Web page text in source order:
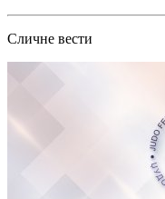
Сличне вести